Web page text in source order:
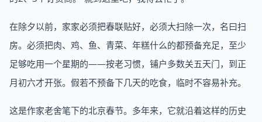
在除夕以前，家家必须把春联贴好，必须大扫除一次，名曰扫
房。必须把肉、鸡、鱼、青菜、年糕什么的都预备充足，至少
足够吃用一个星期的——按老习惯，铺户多数关五天门，到正
月初六才开张。假若不预备下几天的吃食，临时不容易补充。
这是作家老舍笔下的北京春节。多年来，它就沿着这样的历史